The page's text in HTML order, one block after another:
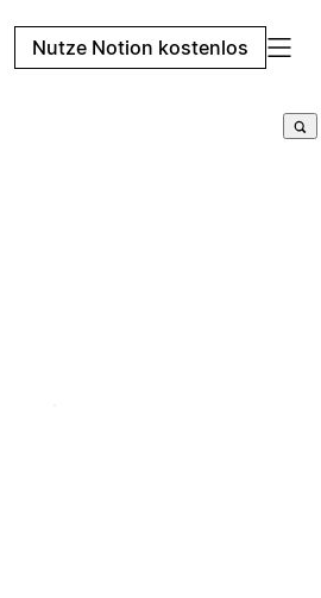
Nutze Notion kostenlos